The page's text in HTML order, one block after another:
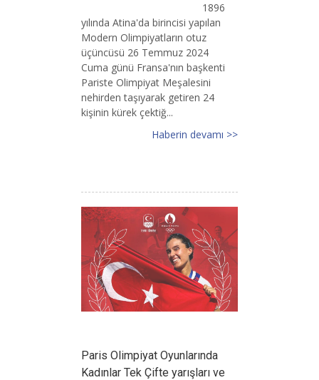
1896
yılında Atina'da birincisi yapılan
Modern Olimpiyatların otuz
üçüncüsü 26 Temmuz 2024
Cuma günü Fransa'nın başkenti
Pariste Olimpiyat Meşalesini
nehirden taşıyarak getiren 24
kişinin kürek çektiğ...
Haberin devamı >>
Paris Olimpiyat Oyunlarında
Kadınlar Tek Çifte yarışları ve